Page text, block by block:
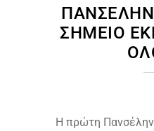
ΣΗΜΕΊΟ
Η πρώτη